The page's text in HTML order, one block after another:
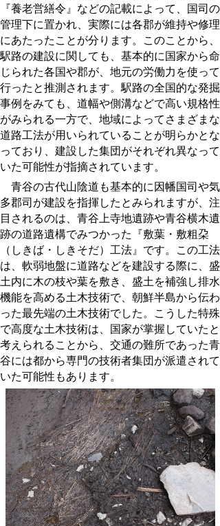
『養老営繕令』などの記載によって、国司の
管理下に置かれ、実際には各郡が維持や修理
にあたったことが分ります。このことから、
駅路の建設に関しても、基本的に国家から命
じられた各国や郡が、地元の労働力を使って
行ったと推測されます。駅路の全国的な発掘
事例をみても、道幅や側溝などで高い規格性
がみられる一方で、地域によってさまざまな
道路工法が用いられていることが明らかとな
っており、建設した集団がそれぞれ異なって
いた可能性が指摘されています。
青谷の古代山陰道も基本的に因幡国司や気
多郡司が建設を指揮したとみられますが、注
目されるのは、青谷上寺地遺跡や青谷横木遺
跡の道路遺構でみつかった『敷葉・敷粗朶
（しきば・しきそだ）工法』です。この工法
は、軟弱地盤に道路などを建設する際に、盛
土内に木の枝や葉を敷き、盛土を補強し排水
機能を高める土木技術で、朝鮮半島から伝わ
った最先端の土木技術でした。こうした特殊
で高度な土木技術は、国家が掌握していたと
考えられることから、交通の難所であった青
谷には都から専門の技術者集団が派遣されて
いた可能性もあります。